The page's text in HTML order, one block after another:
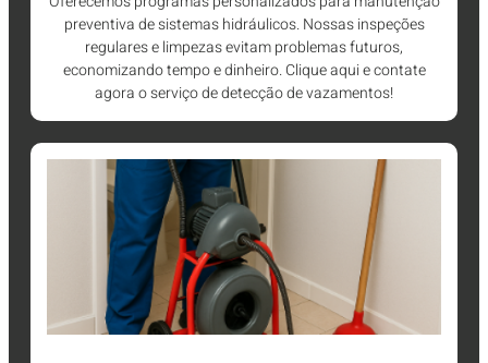
preventiva de sistemas hidráulicos. Nossas inspeções
regulares e limpezas evitam problemas futuros,
economizando tempo e dinheiro. Clique aqui e contate
agora o serviço de detecção de vazamentos!